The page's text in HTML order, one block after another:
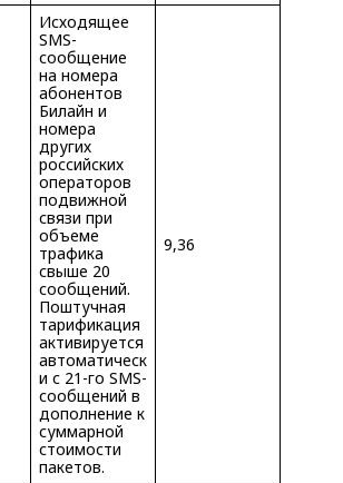
Исходящее
SMS-
сообщение
на номера
абонентов
Билайн и
номера
других
российских
операторов
подвижной
связи при
объеме
трафика
свыше 20
сообщений.
Поштучная
тарификация
активируется
автоматическ
и с 21-го SMS-
сообщений в
дополнение к
суммарной
стоимости
пакетов.
9,36